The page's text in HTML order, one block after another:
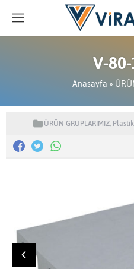
V-
Anasayfa »
ÜRÜN GRUPLARIMIZ,